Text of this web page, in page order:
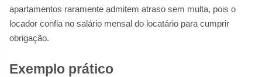
apartamentos raramente admitem atraso sem multa, pois o
locador confia no salário mensal do locatário para cumprir
obrigação.
Exemplo prático